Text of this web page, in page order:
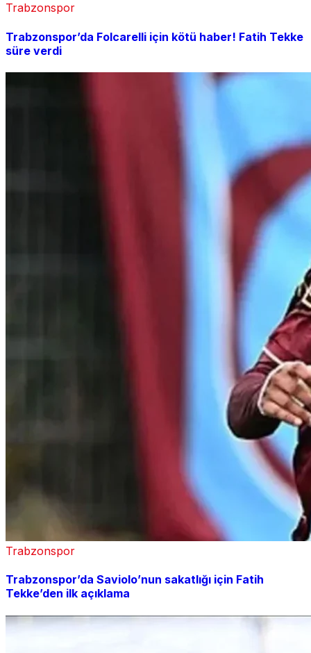
Trabzonspor
Trabzonspor’da Folcarelli için kötü haber! Fatih Tekke
süre verdi
Trabzonspor
Trabzonspor’da Saviolo’nun sakatlığı için Fatih
Tekke’den ilk açıklama